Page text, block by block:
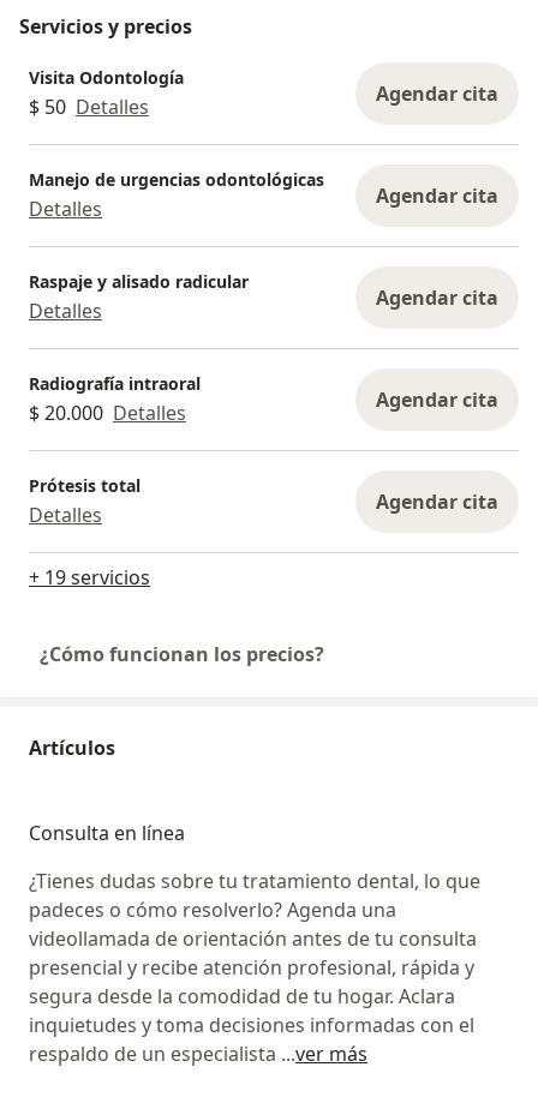
Servicios y precios
Visita Odontología
$ 50 Detalles Agendar cita
Manejo de urgencias odontológicas
Detalles Agendar cita
Raspaje y alisado radicular
Detalles Agendar cita
Radiografía intraoral
$ 20.000 Detalles Agendar cita
Prótesis total
Detalles Agendar cita
+ 19 servicios
¿Cómo funcionan los precios?
Artículos
Consulta en línea
¿Tienes dudas sobre tu tratamiento dental, lo que
padeces o cómo resolverlo? Agenda una
videollamada de orientación antes de tu consulta
presencial y recibe atención profesional, rápida y
segura desde la comodidad de tu hogar. Aclara
inquietudes y toma decisiones informadas con el
respaldo de un especialista ...ver más